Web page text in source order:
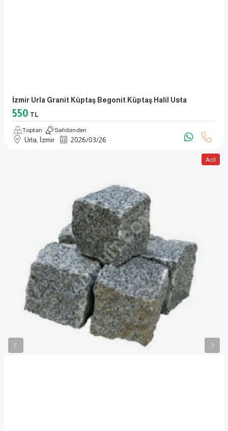
İzmir Urla Granit Küptaş Begonit Küptaş Halil Usta
550 TL
Toptan Sahibinden
Urla, İzmir 2026/03/26
Acil